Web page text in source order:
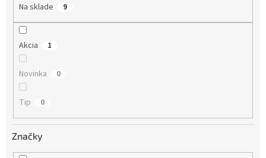
Na sklade 9
Akcia 1
Novinka 0
Tip 0
Značky